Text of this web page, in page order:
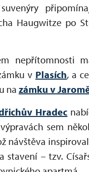
Haugwitze po
nepřítomnosti
v Plasích, a
na zámku v
Hradec
sem
návštěva
stavení – tzv.